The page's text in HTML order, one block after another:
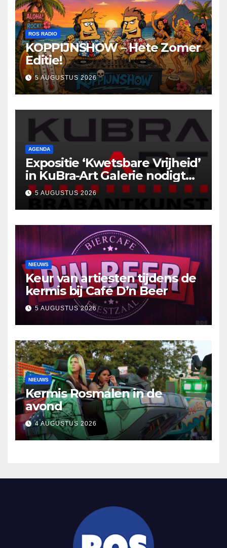
ROS RADIO
KOPPIJNSHOW – Hete Zomer
Editie!
5 AUGUSTUS 2026
AGENDA
Expositie ‘Kwetsbare Vrijheid’
in KuBra-Art Galerie nodigt
uit tot ontmoeting en
reflectie
5 AUGUSTUS 2026
NIEUWS
Keur van artiesten tijdens de
kermis bij Café D’n Beer
5 AUGUSTUS 2026
NIEUWS
Kermis Rosmalen in de
avond
4 AUGUSTUS 2026